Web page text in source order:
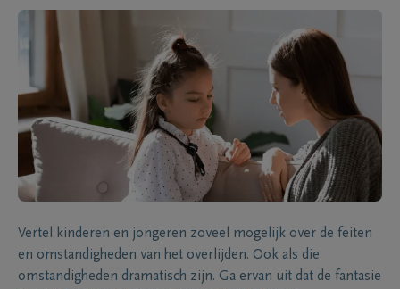
Vertel kinderen en jongeren zoveel mogelijk over de feiten
en omstandigheden van het overlijden. Ook als die
omstandigheden dramatisch zijn. Ga ervan uit dat de fantasie